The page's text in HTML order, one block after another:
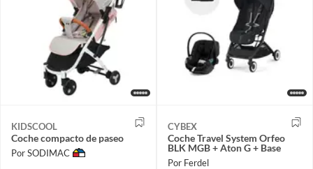
KIDSCOOL
Coche compacto de paseo
Por SODIMAC
CYBEX
Coche Travel System Orfeo
BLK MGB + Aton G + Base
Por Ferdel